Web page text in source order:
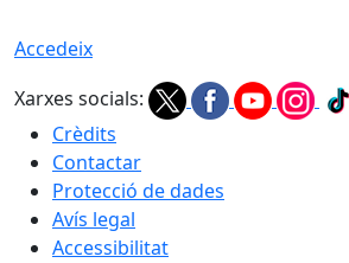
Accedeix
Xarxes socials:
Crèdits
Contactar
Protecció de dades
Avís legal
Accessibilitat